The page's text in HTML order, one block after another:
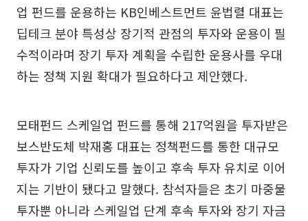
업 펀드를 운용하는 KB인베스트먼트 윤법렬 대표는
딥테크 분야 특성상 장기적 관점의 투자와 운용이 필
수적이라며 장기 투자 계획을 수립한 운용사를 우대
하는 정책 지원 확대가 필요하다고 제안했다.
모태펀드 스케일업 펀드를 통해 217억원을 투자받은
보스반도체 박재홍 대표는 정책펀드를 통한 대규모
투자가 기업 신뢰도를 높이고 후속 투자 유치로 이어
지는 기반이 됐다고 말했다. 참석자들은 초기 마중물
투자뿐 아니라 스케일업 단계 후속 투자와 장기 자금